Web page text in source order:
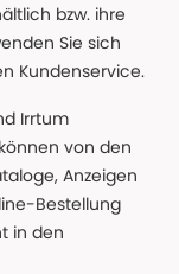
bzw. ihre
Sie sich
Kundenservice.
Irrtum
von den
Anzeigen
Bestellung
in den